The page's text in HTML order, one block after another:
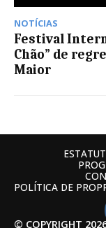
NOTÍCIAS
Festival
Chão” de
Maior
© COPYRIGHT
POLÍTICA DE